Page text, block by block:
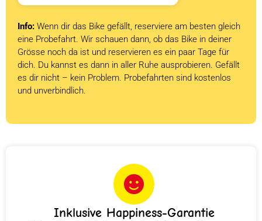
Info: Wenn dir das Bike gefällt, reserviere am besten gleich
eine Probefahrt. Wir schauen dann, ob das Bike in deiner
Grösse noch da ist und reservieren es ein paar Tage für
dich. Du kannst es dann in aller Ruhe ausprobieren. Gefällt
es dir nicht – kein Problem. Probefahrten sind kostenlos
und unverbindlich.
Inklusive Happiness-Garantie